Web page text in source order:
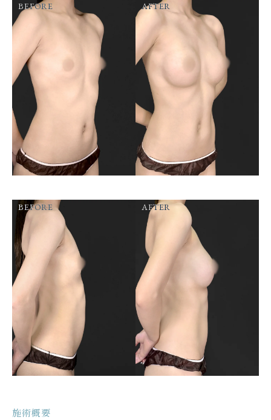
BEFORE AFTER
BEFORE AFTER
施術概要